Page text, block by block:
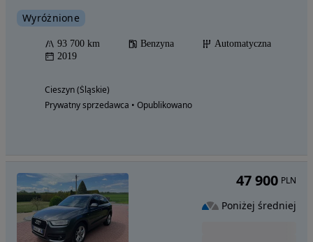
Wyróżnione
93 700 km Benzyna
Automatyczna
2019
Cieszyn (Śląskie)
Prywatny sprzedawca • Opublikowano
47 900 PLN
Poniżej średniej